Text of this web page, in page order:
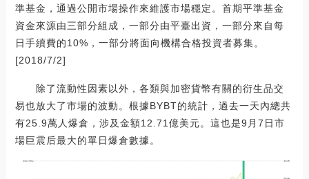
準基金，通過公開市場操作來維護市場穩定。首期平準基金
資金來源由三部分組成，一部分由平臺出資，一部分來自每
日手續費的10%，一部分將面向機構合格投資者募集。
[2018/7/2]
除了流動性因素以外，各類與加密貨幣有關的衍生品交
易也放大了市場的波動。根據BYBT的統計，過去一天內總共
有25.9萬人爆倉，涉及金額12.71億美元。這也是9月7日市
場巨震后最大的單日爆倉數據。